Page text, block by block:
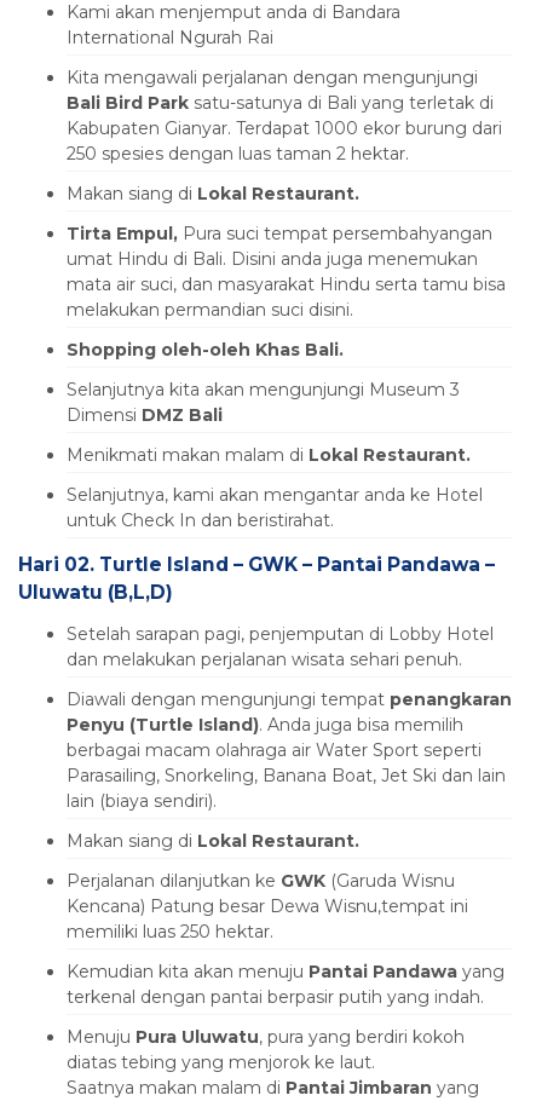
Kami akan menjemput anda di Bandara
International Ngurah Rai
Kita mengawali perjalanan dengan mengunjungi
Bali Bird Park satu-satunya di Bali yang terletak di
Kabupaten Gianyar. Terdapat 1000 ekor burung dari
250 spesies dengan luas taman 2 hektar.
Makan siang di Lokal Restaurant.
Tirta Empul, Pura suci tempat persembahyangan
umat Hindu di Bali. Disini anda juga menemukan
mata air suci, dan masyarakat Hindu serta tamu bisa
melakukan permandian suci disini.
Shopping oleh-oleh Khas Bali.
Selanjutnya kita akan mengunjungi Museum 3
Dimensi DMZ Bali
Menikmati makan malam di Lokal Restaurant.
Selanjutnya, kami akan mengantar anda ke Hotel
untuk Check In dan beristirahat.
Hari 02. Turtle Island – GWK – Pantai Pandawa –
Uluwatu (B,L,D)
Setelah sarapan pagi, penjemputan di Lobby Hotel
dan melakukan perjalanan wisata sehari penuh.
Diawali dengan mengunjungi tempat penangkaran
Penyu (Turtle Island). Anda juga bisa memilih
berbagai macam olahraga air Water Sport seperti
Parasailing, Snorkeling, Banana Boat, Jet Ski dan lain
lain (biaya sendiri).
Makan siang di Lokal Restaurant.
Perjalanan dilanjutkan ke GWK (Garuda Wisnu
Kencana) Patung besar Dewa Wisnu,tempat ini
memiliki luas 250 hektar.
Kemudian kita akan menuju Pantai Pandawa yang
terkenal dengan pantai berpasir putih yang indah.
Menuju Pura Uluwatu, pura yang berdiri kokoh
diatas tebing yang menjorok ke laut.
Saatnya makan malam di Pantai Jimbaran yang